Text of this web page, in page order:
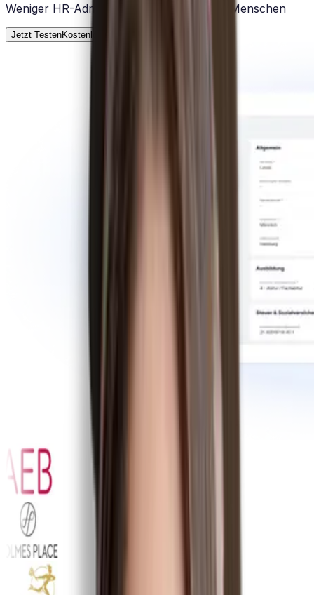
Weniger HR-Administration, mehr Zeit für Menschen
Jetzt TestenKostenlose Testphase